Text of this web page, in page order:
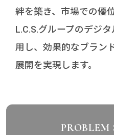
竹内力也
YouTubeチャンネル
絆を築き、市場での優
L.C.S.グループのデジ
用し、効果的なブラン
展開を実現します。